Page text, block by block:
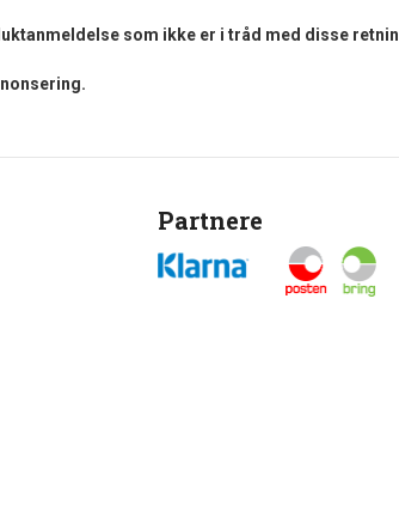
som ikke er i tråd med disse
Partnere